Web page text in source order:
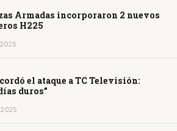
Armadas incorporaron 2 nuevos
H225
el ataque a TC Televisión:
duros”